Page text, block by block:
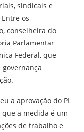
sindicais e
os
conselheira do
Parlamentar
Federal, que
governança
a aprovação do PL
que a medida é um
de trabalho e